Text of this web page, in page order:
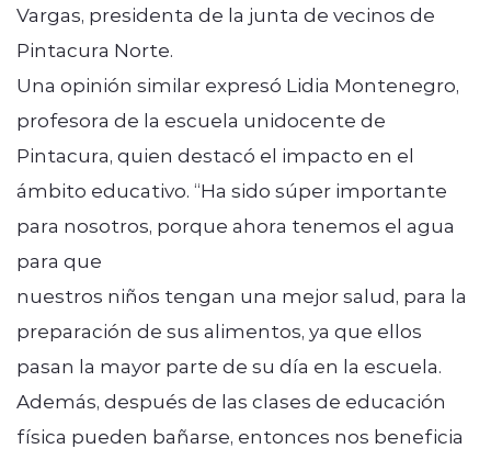
Vargas, presidenta de la junta de vecinos de
Pintacura Norte.
Una opinión similar expresó Lidia Montenegro,
profesora de la escuela unidocente de
Pintacura, quien destacó el impacto en el
ámbito educativo. “Ha sido súper importante
para nosotros, porque ahora tenemos el agua
para que
nuestros niños tengan una mejor salud, para la
preparación de sus alimentos, ya que ellos
pasan la mayor parte de su día en la escuela.
Además, después de las clases de educación
física pueden bañarse, entonces nos beneficia